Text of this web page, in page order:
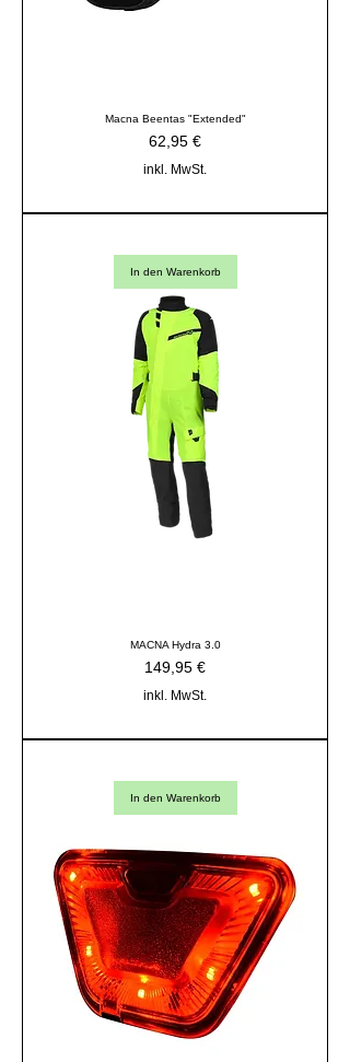
Macna Beentas "Extended"
Preis
62,95 €
inkl. MwSt.
In den Warenkorb
MACNA Hydra 3.0
Preis
149,95 €
inkl. MwSt.
In den Warenkorb